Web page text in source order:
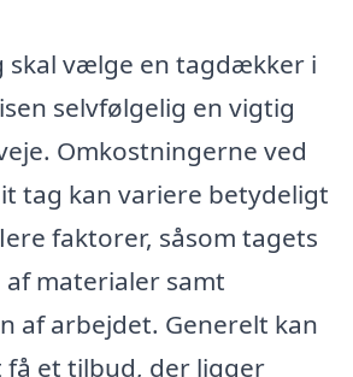
skal vælge en tagdækker i
selvfølgelig en vigtig
Omkostningerne ved
tag kan variere betydeligt
faktorer, såsom tagets
materialer samt
af arbejdet. Generelt kan
et tilbud, der ligger